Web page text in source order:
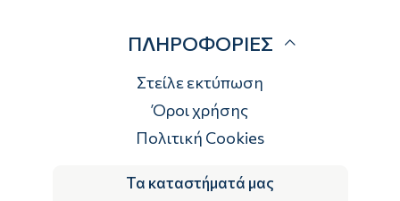
Τρόποι αποστολής
Τρόποι πληρωμής
Επιστροφές
ΠΛΗΡΟΦΟΡΙΕΣ
Στείλε εκτύπωση
Όροι χρήσης
Πολιτική Cookies
Τα καταστήματά μας